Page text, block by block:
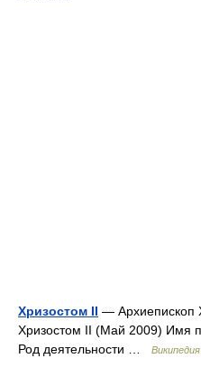
Хризостом II — Архиепископ
Хризостом II (Май 2009) Имя
Род деятельности …
Википедия